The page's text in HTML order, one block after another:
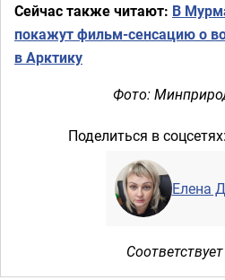
Сейчас также читают: В
покажут фильм-сенсацию о
в Арктику
Фото:
Поделиться в соцсетях:
Елена
Соответствует